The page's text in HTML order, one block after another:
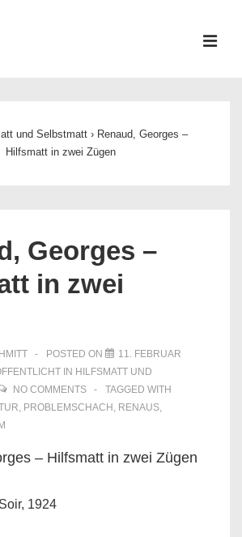
und Selbstmatt › Renaud, Georges –
Hilfsmatt in zwei Zügen
Georges –
in zwei
POSTED ON
11. FEBRUAR
IN HILFSMATT UND
NO COMMENTS
TAGGED WITH
, PROBLEMSCHACH , RENAUS,
– Hilfsmatt in zwei Zügen
1924